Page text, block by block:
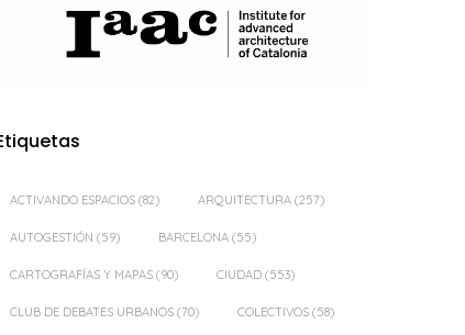
ACTIVANDO ESPACIOS (82) ARQUITECTURA (257)
AUTOGESTIÓN (59) BARCELONA (55)
CARTOGRAFÍAS Y MAPAS (90) CIUDAD (553)
CLUB DE DEBATES URBANOS (70) COLECTIVOS (58)